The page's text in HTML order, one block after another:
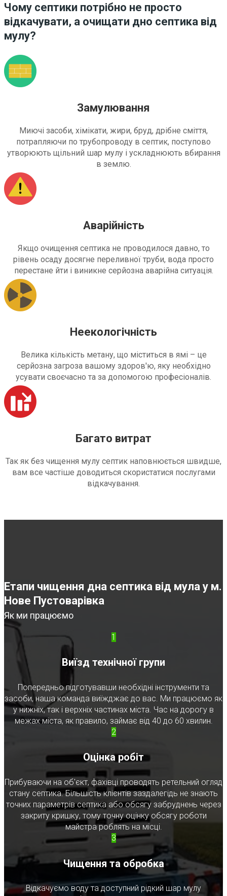
Чому септики потрібно не просто
відкачувати, а очищати дно септика від
мулу?
Замулювання
Миючі засоби, хімікати, жири, бруд, дрібне сміття,
потрапляючи по трубопроводу в септик, поступово
утворюють щільний шар мулу і ускладнюють вбирання
в землю.
Аварійність
Якщо очищення септика не проводилося давно, то
рівень осаду досягне переливної труби, вода просто
перестане йти і виникне серйозна аварійна ситуація.
Неекологічність
Велика кількість метану, що міститься в ямі – це
серйозна загроза вашому здоров'ю, яку необхідно
усувати своєчасно та за допомогою професіоналів.
Багато витрат
Так як без чищення мулу септик наповнюється швидше,
вам все частіше доводиться скористатися послугами
відкачування.
Етапи чищення дна септика від мула у м.
Нове Пустоварівка
Як ми працюємо
1
Виїзд технічної групи
Попередньо підготувавши необхідні інструменти та
засоби, наша команда виїжджає до вас. Ми працюємо як
у нижніх, так і верхніх частинах міста. Час на дорогу в
межах міста, як правило, займає від 40 до 60 хвилин.
2
Оцінка робіт
Прибуваючи на об'єкт, фахівці проводять ретельний огляд
стану септика. Більшість клієнтів заздалегідь не знають
точних параметрів септика або обсягу забруднень через
закриту кришку, тому точну оцінку обсягу роботи
майстра роблять на місці.
3
Чищення та обробка
Відкачуємо воду та доступний рідкий шар мулу